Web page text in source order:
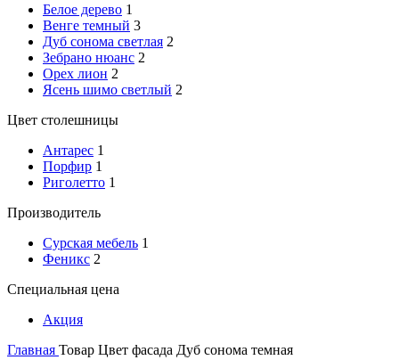
Белое дерево 1
Венге темный 3
Дуб сонома светлая 2
Зебрано нюанс 2
Орех лион 2
Ясень шимо светлый 2
Цвет столешницы
Антарес 1
Порфир 1
Риголетто 1
Производитель
Сурская мебель 1
Феникс 2
Специальная цена
Акция
Главная Товар Цвет фасада Дуб сонома темная